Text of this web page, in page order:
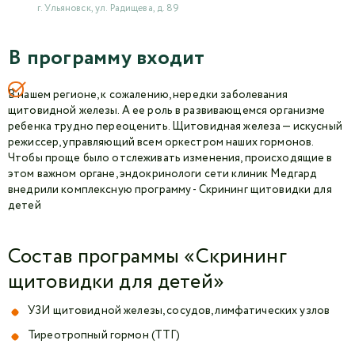
г. Ульяновск, ул. Радищева, д. 89
В программу входит
В нашем регионе, к сожалению, нередки заболевания
щитовидной железы. А ее роль в развивающемся организме
ребенка трудно переоценить. Щитовидная железа — искусный
режиссер, управляющий всем оркестром наших гормонов.
Чтобы проще было отслеживать изменения, происходящие в
этом важном органе, эндокринологи сети клиник Медгард
внедрили комплексную программу - Скрининг щитовидки для
детей
Состав программы «Скрининг
щитовидки для детей»
УЗИ щитовидной железы, сосудов, лимфатических узлов
Тиреотропный гормон (ТТГ)